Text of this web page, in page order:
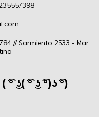
// Sarmiento 2533 - Mar
͜ʖ( ͡° ͜ʖ ͡°)ʖ ͡°)